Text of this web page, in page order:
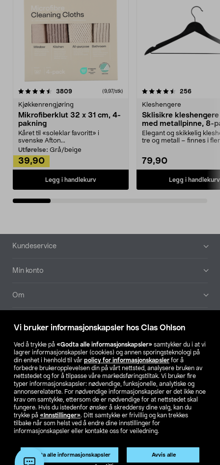
Vi bruker informasjonskapsler hos Clas Ohlson
Ved å trykke på «Godta alle informasjonskapsler» samtykker du i at vi
lagrer informasjonskapsler (cookies) og annen sporingsteknologi på
din enhet i henhold til vår policy for informasjonskapsler for å
forbedre brukeropplevelsen din på vårt nettsted, analysere bruken av
nettstedet og for å tilpasse våre markedsføringstiltak. Vi bruker fire
typer informasjonskapsler: nødvendige, funksjonelle, analytiske og
annonserelaterte. For nødvendige informasjonskapsler er det ikke noe
krav om samtykke, ettersom de er nødvendige for at nettstedet skal
fungere. Hvis du istedenfor ønsker å skreddersy dine valg, kan du
trykke på «Innstillinger». Ditt samtykke er frivillig og kan trekkes
tilbake når som helst ved å endre dine innstillinger for
informasjonskapsler eller kontakte oss for veiledning.
Godta alle informasjonskapsler Avvis alle
3809anmeldelser(9,97/stk)
Kjøkkenrengjøring
Mikrofiberklut 32 x 31 cm, 4-
pakning
Kåret til «soleklar favoritt» i
svenske Afton...
Utførelse: Grå/beige
39,90
Legg i handlekurv
4.5av 5 stjerner 256
Kleshengere
Sklisikre
med metallpinne, 8-
Elegant og skikkelig
tre og metall – finnes i
79,90
Legg i handlekurv
4.5av 5 stjerner
Bunntekst
Kundeservice
Min konto
Om
Våre selskaper
Finn din butikk
SE NO FI
Privacy statement Medlemsvilkår Kjøpsvilkår For bedrifter